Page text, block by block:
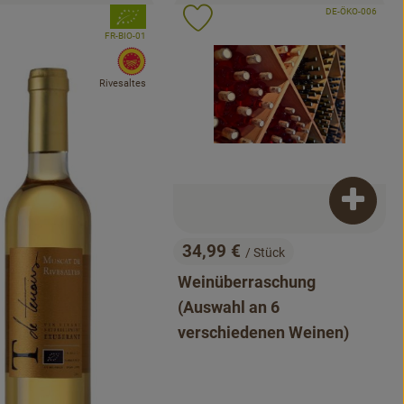
hinzufügen
, Verband:
, Kontrollstelle:
FR-BIO-01
, EU Herkunft:
Rivesaltes
zu Favouriten hinzufügen
, Preis:
34,99 € / Stück
Weinüberraschung
(Auswahl an 6
verschiedenen Weinen)
, Kontrollstelle:
DE-ÖKO-006